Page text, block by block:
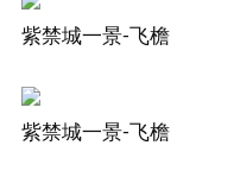
紫禁城一景-飞檐
紫禁城一景-飞檐